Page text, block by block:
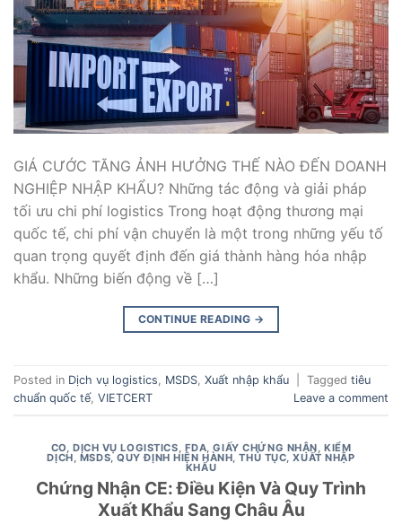
GIÁ CƯỚC TĂNG ẢNH HƯỞNG THẾ NÀO ĐẾN DOANH
NGHIỆP NHẬP KHẨU? Những tác động và giải pháp
tối ưu chi phí logistics Trong hoạt động thương mại
quốc tế, chi phí vận chuyển là một trong những yếu tố
quan trọng quyết định đến giá thành hàng hóa nhập
khẩu. Những biến động về […]
CONTINUE READING →
Posted in Dịch vụ logistics, MSDS, Xuất nhập khẩu Tagged tiêu
chuẩn quốc tế, VIETCERT Leave a comment
CO DỊCH VỤ LOGISTICS FDA ,GIẤY CHỨNG NHẬN KIỂM
DỊCH MSDS,QUY ĐỊNH HIỆN HÀNH ,THỦ TỤC ,XUẤT NHẬP
KHẨU
Chứng Nhận CE: Điều Kiện Và Quy Trình
Xuất Khẩu Sang Châu Âu